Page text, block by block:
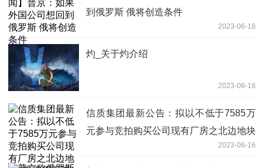
到俄罗斯 俄将创造条件
2023-06-16
灼_关于灼介绍
2023-06-16
信质集团最新公告：拟以不低于7585万
元参与竞拍购买公司现有厂房之北边地块
2023-06-16